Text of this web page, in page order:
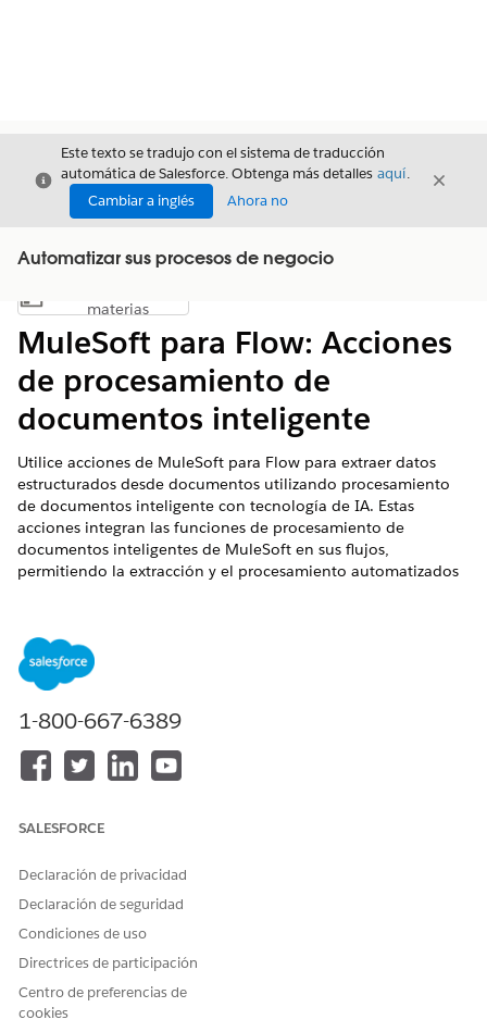
Cerrar
Este texto se tradujo con el sistema de traducción
automática de Salesforce. Obtenga más detalles aquí.
Cambiar a inglés
Ahora no
Cerrar
Automatizar sus procesos de negocio
Mostrar índice de materias
materias
MuleSoft para Flow: Acciones
de procesamiento de
documentos inteligente
Utilice acciones de MuleSoft para Flow para extraer datos
estructurados desde documentos utilizando procesamiento
de documentos inteligente con tecnología de IA. Estas
acciones integran las funciones de procesamiento de
documentos inteligentes de MuleSoft en sus flujos,
permitiendo la extracción y el procesamiento automatizados
Extraer datos de acciones de documentos
Extraiga datos estructurados de documentos utilizando
análisis con tecnología de IA basándose en una
configuración de procesamiento de documentos.
¿RESOLVIÓ ESTE ARTÍCULO SU PROBLEMA?
1-800-667-6389
SALESFORCE
Declaración de privacidad
Declaración de seguridad
Condiciones de uso
Directrices de participación
Centro de preferencias de
cookies